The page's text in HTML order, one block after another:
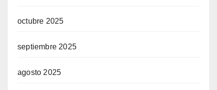
octubre 2025
septiembre 2025
agosto 2025